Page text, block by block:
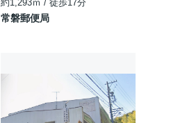
約1,293ｍ / 徒歩17分
常磐郵便局